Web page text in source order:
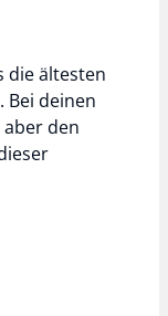
die ältesten
Bei deinen
den